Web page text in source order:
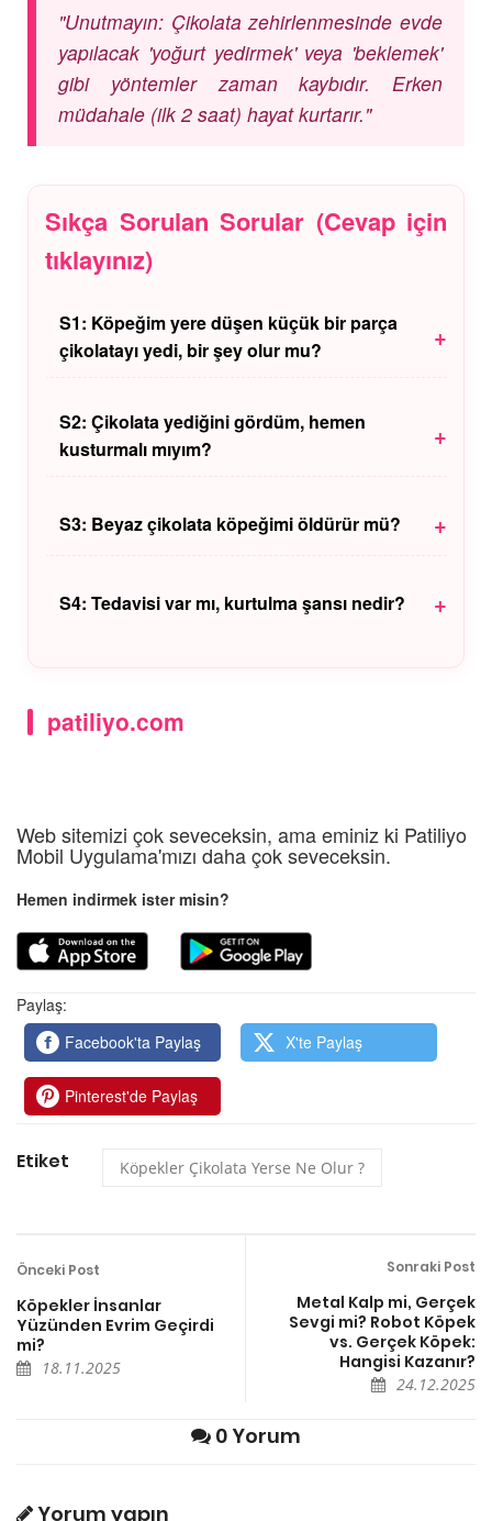
"Unutmayın: Çikolata zehirlenmesinde evde
yapılacak 'yoğurt yedirmek' veya 'beklemek'
gibi yöntemler zaman kaybıdır. Erken
müdahale (ilk 2 saat) hayat kurtarır."
Sıkça Sorulan Sorular (Cevap için
tıklayınız)
S1: Köpeğim yere düşen küçük bir parça
çikolatayı yedi, bir şey olur mu?
+
fındık büyüklüğünde bir parça genellikle ölümcül
değildir, sadece mideyi bozabilir. Ancak köpek küçük
ırksa (Chihuahua, Terrier) risk çok daha yüksektir.
S2: Çikolata yediğini gördüm, hemen
kusturmalı mıyım?
+
saati geçmediyse evet. Ancak bilinçsizce
kusturmak, mama borusuna zarar verebilir. Mutlaka
S3: Beyaz çikolata köpeğimi öldürür mü? +
açısından düşük risklidir, köpeği "zehirleyerek"
öldürmez. Ancak aşırı yağlı olduğu için akut
yaratır.
S4: Tedavisi var mı, kurtulma şansı nedir? +
yıkanması, aktif kömür uygulaması) kurtulma şansı
zorlaşır.
patiliyo.com
Web sitemizi çok seveceksin, ama eminiz ki Patiliyo
Mobil Uygulama'mızı daha çok seveceksin.
Hemen indirmek ister misin?
Paylaş:
Facebook'ta Paylaş
X'te Paylaş
Pinterest'de Paylaş
Etiket Köpekler Çikolata Yerse Ne Olur ?
Önceki Post
Köpekler İnsanlar
Yüzünden Evrim Geçirdi
mi?
18.11.2025
Sonraki Post
Metal Kalp mi, Gerçek
Sevgi mi? Robot Köpek
vs. Gerçek Köpek:
Hangisi Kazanır?
24.12.2025
0 Yorum
Yorum yapın